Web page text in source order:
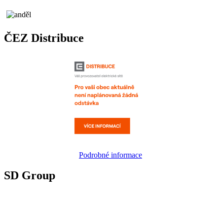
ČEZ Distribuce
Podrobné informace
SD Group